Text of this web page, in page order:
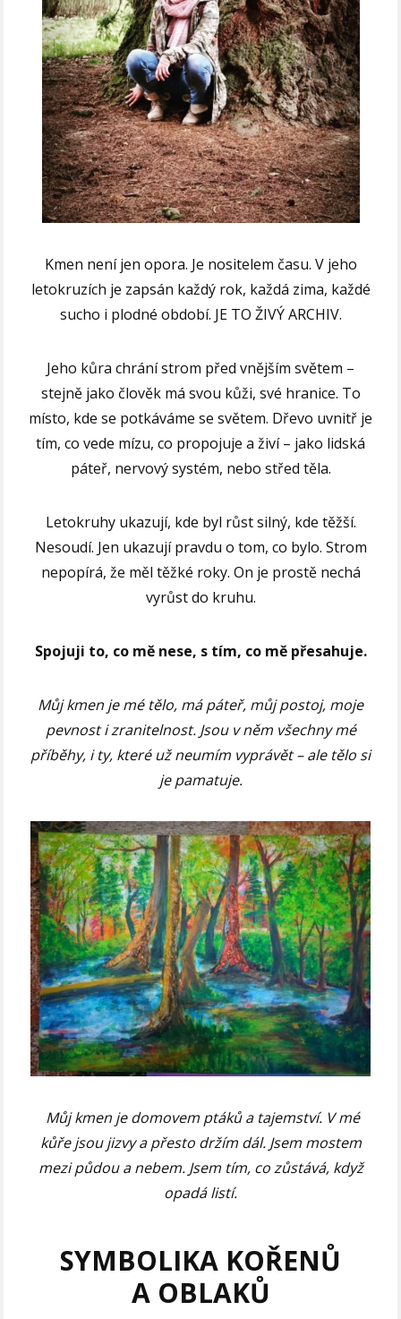
Kmen není jen opora. Je nositelem času. V jeho
letokruzích je zapsán každý rok, každá zima, každé
sucho i plodné období. JE TO ŽIVÝ ARCHIV.
Jeho kůra chrání strom před vnějším světem –
stejně jako člověk má svou kůži, své hranice. To
místo, kde se potkáváme se světem. Dřevo uvnitř je
tím, co vede mízu, co propojuje a živí – jako lidská
páteř, nervový systém, nebo střed těla.
Letokruhy ukazují, kde byl růst silný, kde těžší.
Nesoudí. Jen ukazují pravdu o tom, co bylo. Strom
nepopírá, že měl těžké roky. On je prostě nechá
vyrůst do kruhu.
Spojuji to, co mě nese, s tím, co mě přesahuje.
Můj kmen je mé tělo, má páteř, můj postoj, moje
pevnost i zranitelnost. Jsou v něm všechny mé
příběhy, i ty, které už neumím vyprávět – ale tělo si
je pamatuje.
Můj kmen je domovem ptáků a tajemství. V mé
kůře jsou jizvy a přesto držím dál. Jsem mostem
mezi půdou a nebem. Jsem tím, co zůstává, když
opadá listí.
SYMBOLIKA KOŘENŮ
A OBLAKŮ